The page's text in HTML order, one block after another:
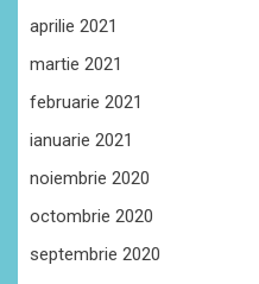
aprilie 2021
martie 2021
februarie 2021
ianuarie 2021
noiembrie 2020
octombrie 2020
septembrie 2020